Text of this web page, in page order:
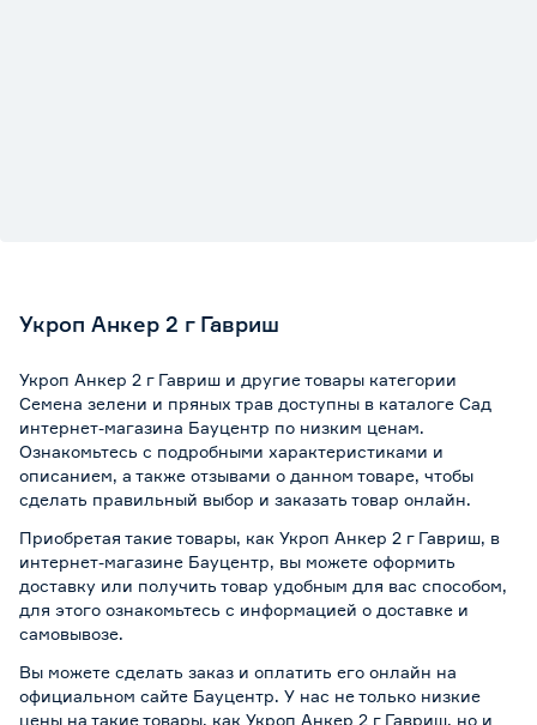
Укроп Анкер 2 г Гавриш
Укроп Анкер 2 г Гавриш и другие товары категории
Семена зелени и пряных трав доступны в каталоге Сад
интернет-магазина Бауцентр по низким ценам.
Ознакомьтесь с подробными характеристиками и
описанием, а также отзывами о данном товаре, чтобы
сделать правильный выбор и заказать товар онлайн.
Приобретая такие товары, как Укроп Анкер 2 г Гавриш, в
интернет-магазине Бауцентр, вы можете оформить
доставку или получить товар удобным для вас способом,
для этого ознакомьтесь с информацией о доставке и
самовывозе.
Вы можете сделать заказ и оплатить его онлайн на
официальном сайте Бауцентр. У нас не только низкие
цены на такие товары, как Укроп Анкер 2 г Гавриш, но и